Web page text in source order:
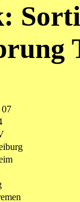
07